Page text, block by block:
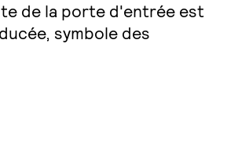
de la porte d'entrée est
symbole des